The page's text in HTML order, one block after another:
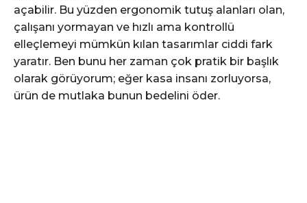
açabilir. Bu yüzden ergonomik tutuş alanları olan,
çalışanı yormayan ve hızlı ama kontrollü
elleçlemeyi mümkün kılan tasarımlar ciddi fark
yaratır. Ben bunu her zaman çok pratik bir başlık
olarak görüyorum; eğer kasa insanı zorluyorsa,
ürün de mutlaka bunun bedelini öder.